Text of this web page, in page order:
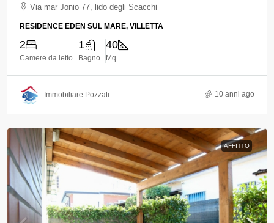
Via mar Jonio 77, lido degli Scacchi
RESIDENCE EDEN SUL MARE, VILLETTA
2
Camere da letto
1
Bagno
40
Mq
Immobiliare Pozzati 10 anni ago
AFFITTO